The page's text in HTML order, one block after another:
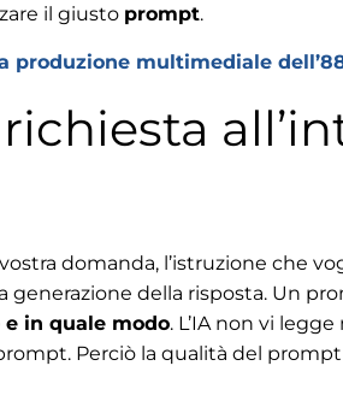
il giusto prompt.
produzione multimediale
domanda, l’istruzione che
generazione della risposta. Un
in quale modo. L’IA non vi
Perciò la qualità del